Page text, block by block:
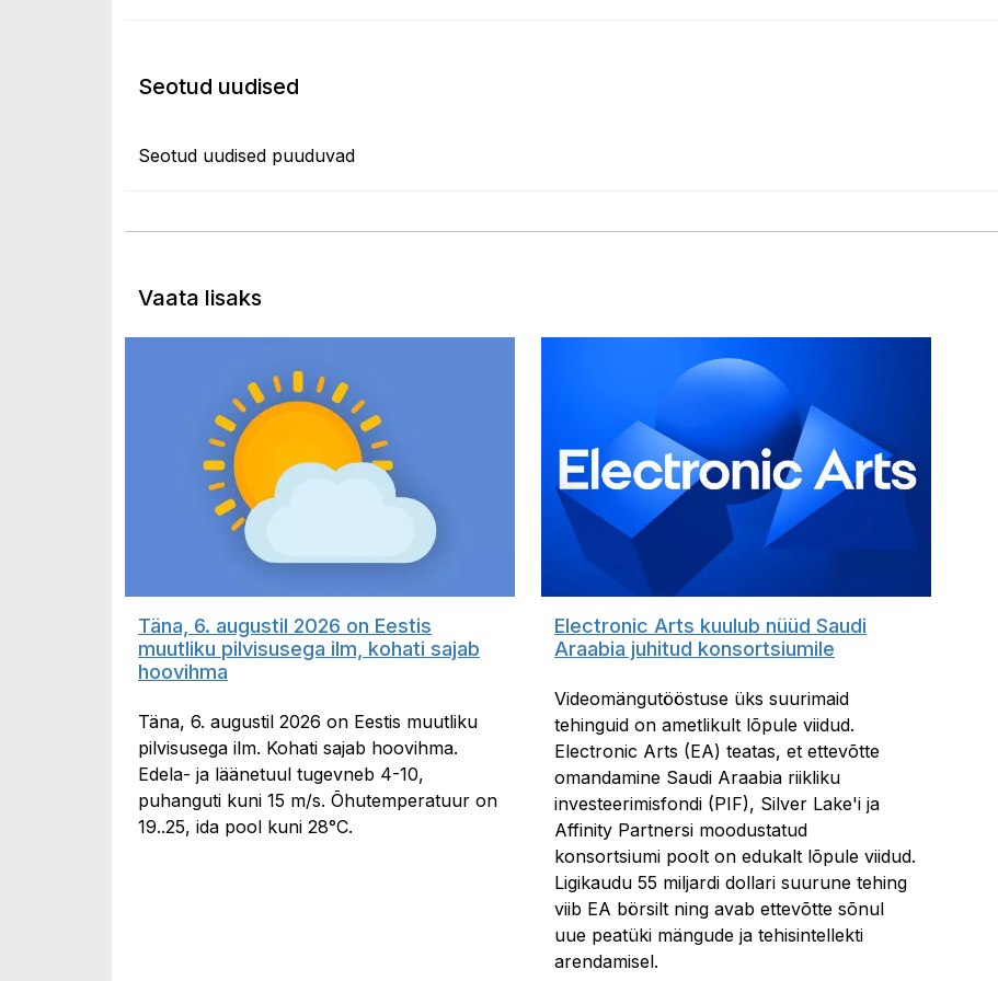
Seotud uudised
Seotud uudised puuduvad
Vaata lisaks
Täna, 6. augustil 2026 on Eestis
muutliku pilvisusega ilm, kohati sajab
hoovihma
Täna, 6. augustil 2026 on Eestis muutliku
pilvisusega ilm. Kohati sajab hoovihma.
Edela- ja läänetuul tugevneb 4-10,
puhanguti kuni 15 m/s. Õhutemperatuur on
19..25, ida pool kuni 28°C.
Electronic Arts kuulub nüüd Saudi
Araabia juhitud konsortsiumile
Videomängutööstuse üks suurimaid
tehinguid on ametlikult lõpule viidud.
Electronic Arts (EA) teatas, et ettevõtte
omandamine Saudi Araabia riikliku
investeerimisfondi (PIF), Silver Lake'i ja
Affinity Partnersi moodustatud
konsortsiumi poolt on edukalt lõpule viidud.
Ligikaudu 55 miljardi dollari suurune tehing
viib EA börsilt ning avab ettevõtte sõnul
uue peatüki mängude ja tehisintellekti
arendamisel.